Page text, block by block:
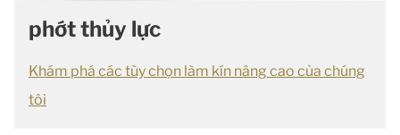
phớt thủy lực
Khám phá các tùy chọn làm kín nâng cao của chúng
tôi